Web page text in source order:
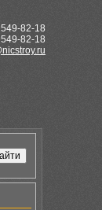
82-18
82-18